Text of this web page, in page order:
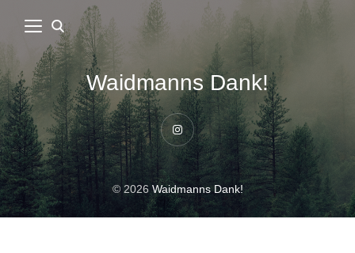
Waidmanns Dank!
Instagram
© 2026Waidmanns Dank!